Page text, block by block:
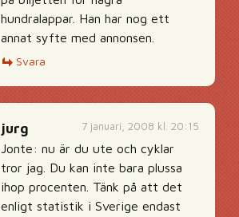
hundralappar. Han har nog ett
annat syfte med annonsen.
Svara
7 januari, 2008 kl. 20:15
jurg
Jonte: nu är du ute och cyklar
tror jag. Du kan inte bara plussa
ihop procenten. Tänk på att det
enligt statistik i Sverige endast